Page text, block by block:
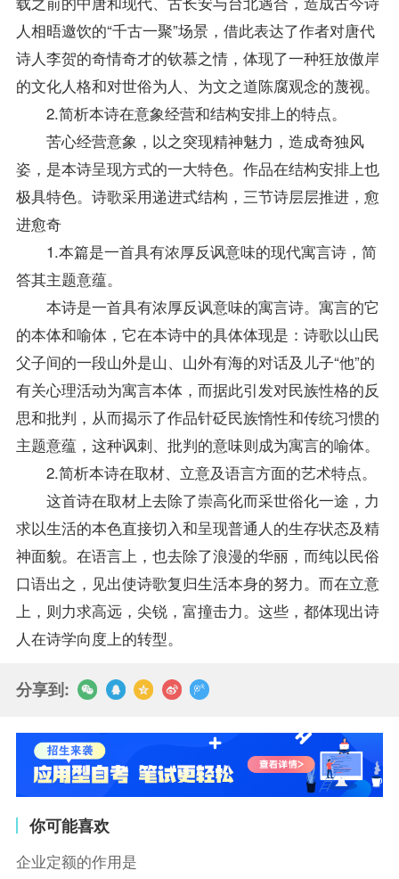
人相晤邀饮的“千古一聚”场景，借此表达了作者对唐代
诗人李贺的奇情奇才的钦慕之情，体现了一种狂放傲岸
的文化人格和对世俗为人、为文之道陈腐观念的蔑视。
2.简析本诗在意象经营和结构安排上的特点。
苦心经营意象，以之突现精神魅力，造成奇独风
姿，是本诗呈现方式的一大特色。作品在结构安排上也
极具特色。诗歌采用递进式结构，三节诗层层推进，愈
进愈奇
1.本篇是一首具有浓厚反讽意味的现代寓言诗，简
答其主题意蕴。
本诗是一首具有浓厚反讽意味的寓言诗。寓言的它
的本体和喻体，它在本诗中的具体体现是：诗歌以山民
父子间的一段山外是山、山外有海的对话及儿子“他”的
有关心理活动为寓言本体，而据此引发对民族性格的反
思和批判，从而揭示了作品针砭民族惰性和传统习惯的
主题意蕴，这种讽刺、批判的意味则成为寓言的喻体。
2.简析本诗在取材、立意及语言方面的艺术特点。
这首诗在取材上去除了崇高化而采世俗化一途，力
求以生活的本色直接切入和呈现普通人的生存状态及精
神面貌。在语言上，也去除了浪漫的华丽，而纯以民俗
口语出之，见出使诗歌复归生活本身的努力。而在立意
上，则力求高远，尖锐，富撞击力。这些，都体现出诗
人在诗学向度上的转型。
分享到:
你可能喜欢
企业定额的作用是